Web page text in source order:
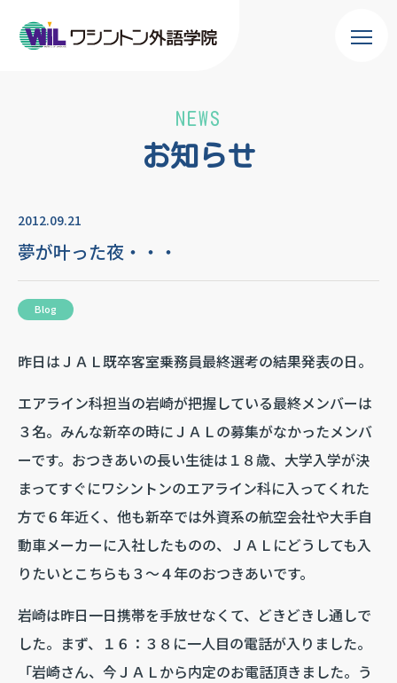
お知らせ
NEWS
2012.09.21
夢が叶った夜・・・
Blog
昨日はＪＡＬ既卒客室乗務員最終選考の結果発表の日。
エアライン科担当の岩崎が把握している最終メンバーは
３名。みんな新卒の時にＪＡＬの募集がなかったメンバ
ーです。おつきあいの長い生徒は１８歳、大学入学が決
まってすぐにワシントンのエアライン科に入ってくれた
方で６年近く、他も新卒では外資系の航空会社や大手自
動車メーカーに入社したものの、ＪＡＬにどうしても入
りたいとこちらも３～４年のおつきあいです。
岩崎は昨日一日携帯を手放せなくて、どきどきし通しで
した。まず、１６：３８に一人目の電話が入りました。
「岩崎さん、今ＪＡＬから内定のお電話頂きました。う